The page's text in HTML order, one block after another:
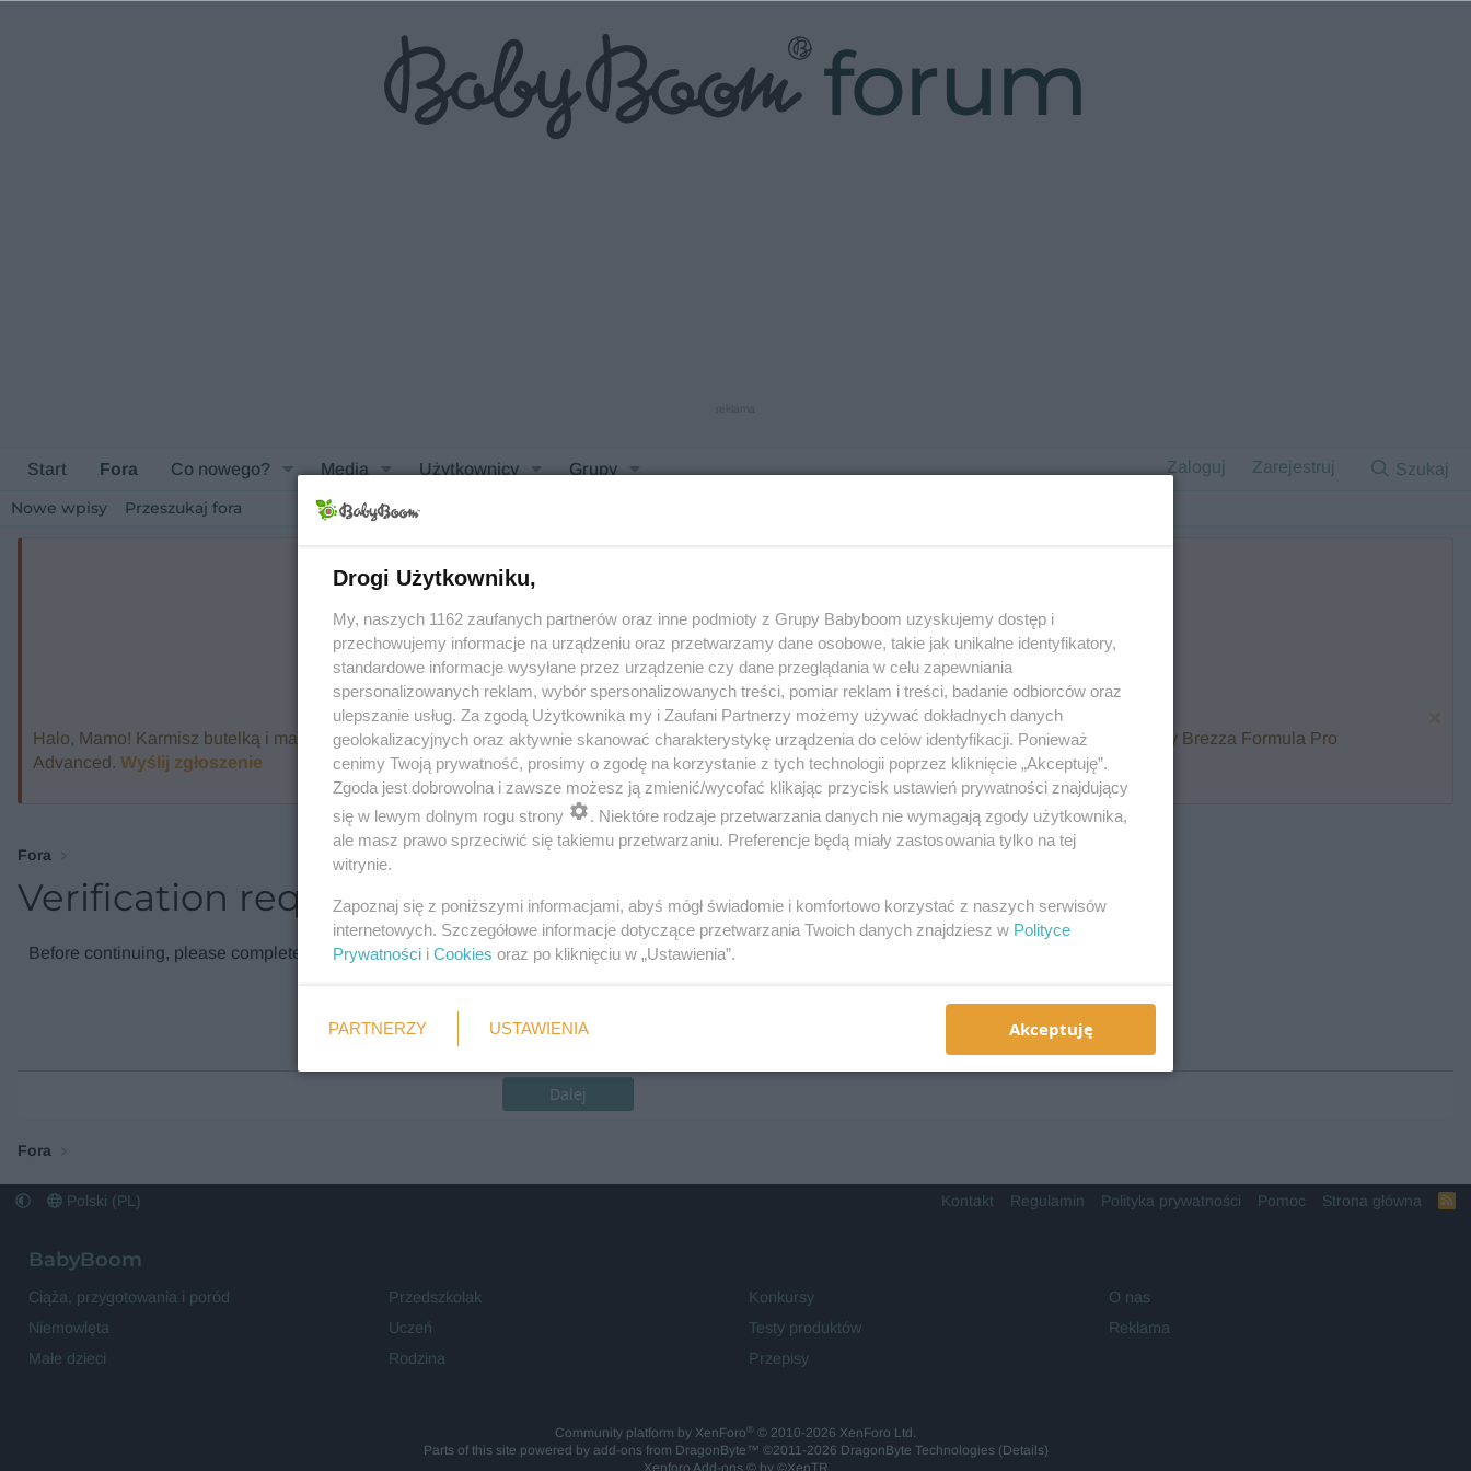
forum
Start Fora Co nowego? Media Użytkownicy Grupy Zaloguj Zarejestruj Szukaj
Nowe wpisy Przeszukaj fora
Halo, Mamo! Karmisz butelką i marzysz o ekspresie, który przygotuje mleko w kilka sekund? Opowiedz historię nocnego karmienia i zawalcz o Baby Brezza Formula Pro
Advanced. Wyślij zgłoszenie
reklama
Fora
Verification required
Before continuing, please complete the verification check.
Weryfikacja
Wymagane
Dalej
Fora
Polski (PL) Kontakt Regulamin Polityka prywatności Pomoc Strona główna
R
BabyBoom
Ciąża, przygotowania i poród
Niemowlęta
Małe dzieci
Przedszkolak
Uczeń
Rodzina
Konkursy
Testy produktów
Przepisy
O nas
Reklama
Community platform by XenForo® © 2010-2026 XenForo Ltd.
Parts of this site powered by add-ons from DragonByte™ ©2011-2026 DragonByte Technologies(Details)
Xenforo Add-ons© by ©XenTR
Drogi Użytkowniku,
My, naszych 1162 zaufanych partnerów oraz inne podmioty z Grupy Babyboom uzyskujemy dostęp i
przechowujemy informacje na urządzeniu oraz przetwarzamy dane osobowe, takie jak unikalne identyfikatory,
standardowe informacje wysyłane przez urządzenie czy dane przeglądania w celu zapewniania
spersonalizowanych reklam, wybór spersonalizowanych treści, pomiar reklam i treści, badanie odbiorców oraz
ulepszanie usług. Za zgodą Użytkownika my i Zaufani Partnerzy możemy używać dokładnych danych
geolokalizacyjnych oraz aktywnie skanować charakterystykę urządzenia do celów identyfikacji. Ponieważ
cenimy Twoją prywatność, prosimy o zgodę na korzystanie z tych technologii poprzez kliknięcie „Akceptuję”.
Zgoda jest dobrowolna i zawsze możesz ją zmienić/wycofać klikając przycisk ustawień prywatności znajdujący
się w lewym dolnym rogu strony
. Niektóre rodzaje przetwarzania danych nie wymagają zgody użytkownika,
ale masz prawo sprzeciwić się takiemu przetwarzaniu. Preferencje będą miały zastosowania tylko na tej
witrynie.
Zapoznaj się z poniższymi informacjami, abyś mógł świadomie i komfortowo korzystać z naszych serwisów
internetowych. Szczegółowe informacje dotyczące przetwarzania Twoich danych znajdziesz w Polityce
Prywatności i Cookies oraz po kliknięciu w „Ustawienia”.
PARTNERZY USTAWIENIA Akceptuję